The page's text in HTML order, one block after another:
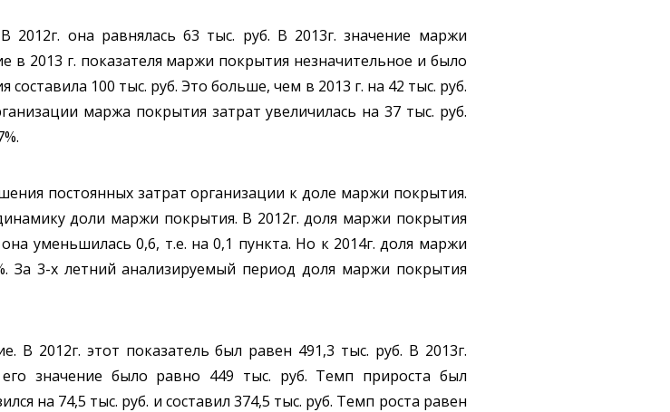
она равнялась 63 тыс. руб. В 2013г. значение маржи
в 2013 г. показателя маржи покрытия незначительное и было
100 тыс. руб. Это больше, чем в 2013 г. на 42 тыс. руб.
маржа покрытия затрат увеличилась на 37 тыс. руб.
постоянных затрат организации к доле маржи покрытия.
доли маржи покрытия. В 2012г. доля маржи покрытия
уменьшилась 0,6, т.е. на 0,1 пункта. Но к 2014г. доля маржи
За 3-х летний анализируемый период доля маржи покрытия
2012г. этот показатель был равен 491,3 тыс. руб. В 2013г.
значение было равно 449 тыс. руб. Темп прироста был
на 74,5 тыс. руб. и составил 374,5 тыс. руб. Темп роста равен